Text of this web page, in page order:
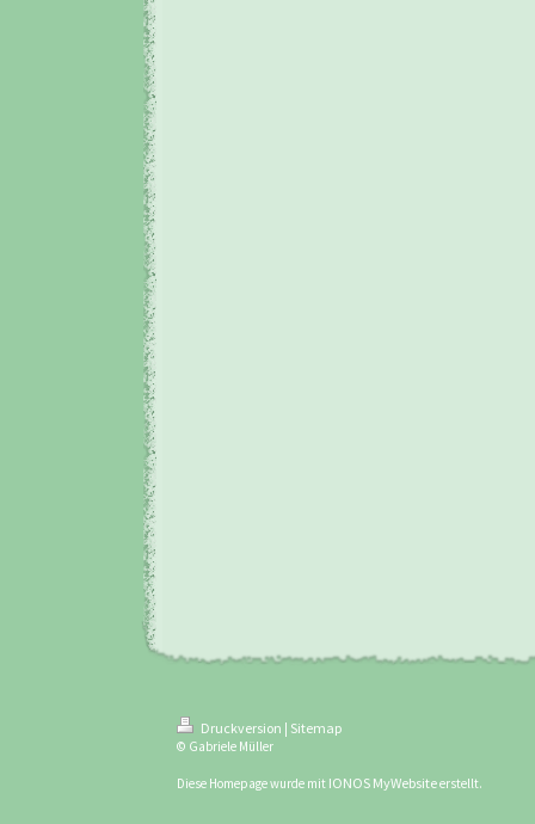
Druckversion Sitemap
© Gabriele Müller
Diese Homepage wurde mit IONOS MyWebsiteerstellt.